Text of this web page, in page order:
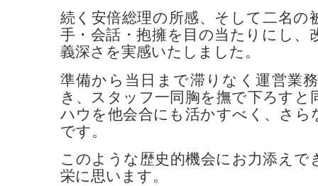
続く安倍総理の所感、そして二名の
手・会話・抱擁を目の当たりにし、
義深さを実感いたしました。
準備から当日まで滞りなく運営業
き、スタッフ一同胸を撫で下ろすと
ハウを他会合にも活かすべく、さら
です。
このような歴史的機会にお力添えで
栄に思います。